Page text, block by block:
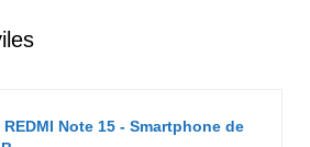
REDMI Note 15 - Smartphone de